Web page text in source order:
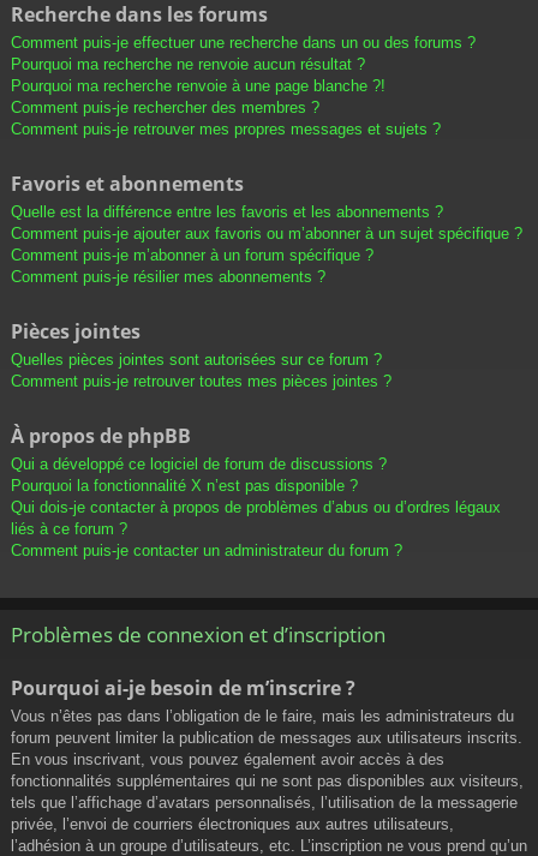
Recherche dans les forums
Comment puis-je effectuer une recherche dans un ou des forums ?
Pourquoi ma recherche ne renvoie aucun résultat ?
Pourquoi ma recherche renvoie à une page blanche ?!
Comment puis-je rechercher des membres ?
Comment puis-je retrouver mes propres messages et sujets ?
Favoris et abonnements
Quelle est la différence entre les favoris et les abonnements ?
Comment puis-je ajouter aux favoris ou m’abonner à un sujet spécifique ?
Comment puis-je m’abonner à un forum spécifique ?
Comment puis-je résilier mes abonnements ?
Pièces jointes
Quelles pièces jointes sont autorisées sur ce forum ?
Comment puis-je retrouver toutes mes pièces jointes ?
À propos de phpBB
Qui a développé ce logiciel de forum de discussions ?
Pourquoi la fonctionnalité X n’est pas disponible ?
Qui dois-je contacter à propos de problèmes d’abus ou d’ordres légaux
liés à ce forum ?
Comment puis-je contacter un administrateur du forum ?
Problèmes de connexion et d’inscription
Pourquoi ai-je besoin de m’inscrire ?
Vous n’êtes pas dans l’obligation de le faire, mais les administrateurs du
forum peuvent limiter la publication de messages aux utilisateurs inscrits.
En vous inscrivant, vous pouvez également avoir accès à des
fonctionnalités supplémentaires qui ne sont pas disponibles aux visiteurs,
tels que l’affichage d’avatars personnalisés, l’utilisation de la messagerie
privée, l’envoi de courriers électroniques aux autres utilisateurs,
l’adhésion à un groupe d’utilisateurs, etc. L’inscription ne vous prend qu’un